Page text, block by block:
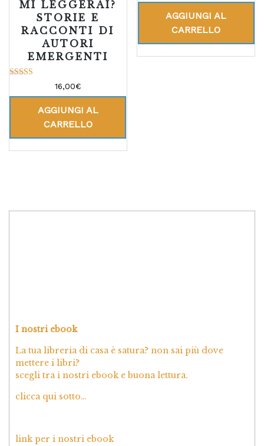
MI LEGGERAI?
STORIE E
RACCONTI DI
AUTORI
EMERGENTI
su 5
16,00€
AGGIUNGI AL
CARRELLO
su 5
AGGIUNGI AL
CARRELLO
I nostri ebook
La tua libreria di casa è satura? non sai più dove
mettere i libri?
scegli tra i nostri ebook e buona lettura.
clicca qui sotto…
link per i nostri ebook